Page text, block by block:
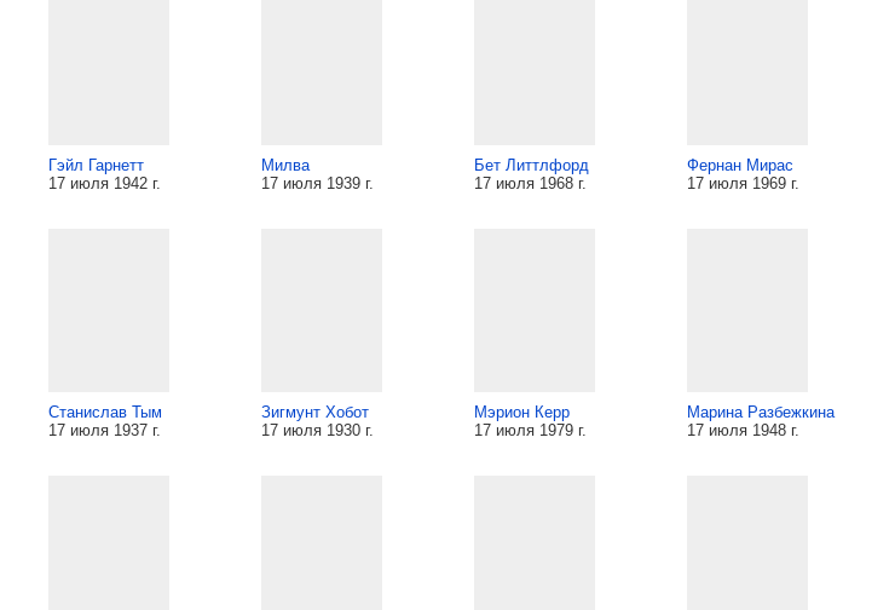
Гэйл Гарнетт
17 июля 1942 г.
Милва
17 июля 1939 г.
Бет Литтлфорд
17 июля 1968 г.
Фернан Мирас
17 июля 1969 г.
Станислав Тым
17 июля 1937 г.
Зигмунт Хобот
17 июля 1930 г.
Мэрион Керр
17 июля 1979 г.
Марина Разбежкина
17 июля 1948 г.